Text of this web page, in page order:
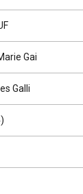
Gai
Galli